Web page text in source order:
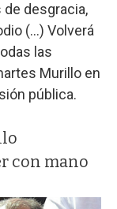
desgracia,
(...) Volverá
las
Murillo en
pública.
con mano